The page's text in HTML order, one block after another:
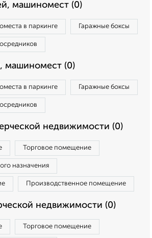
машиномест (0)
в паркинге Гаражные боксы
машиномест (0)
в паркинге Гаражные боксы
недвижимости (0)
Торговое помещение
назначения
Производственное помещение
недвижимости (0)
Торговое помещение